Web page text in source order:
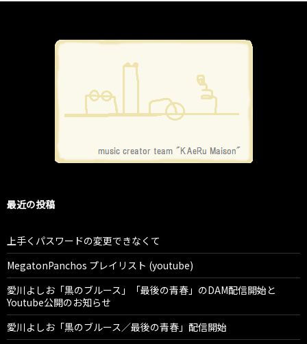
最近の投稿
上手くパスワードの変更できなくて
MegatonPanchos プレイリスト (youtube)
愛川よしお「黒のブルース」「最後の青春」のDAM配信開始と
Youtube公開のお知らせ
愛川よしお「黒のブルース／最後の青春」配信開始